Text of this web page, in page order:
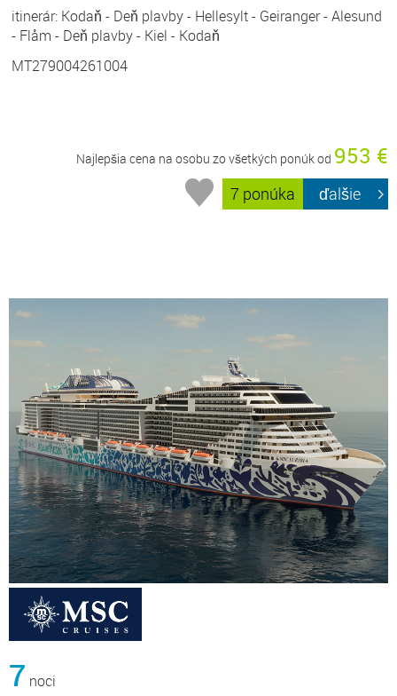
itinerár: Kodaň - Deň plavby - Hellesylt - Geiranger - Alesund
- Flåm - Deň plavby - Kiel - Kodaň
MT279004261004
Najlepšia cena na osobu zo všetkých ponúk od 953 €
7 ponúka ďalšie
7 noci